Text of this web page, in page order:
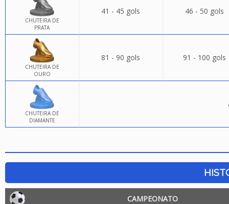
CHUTEIRA DE
PRATA
41 - 45 gols 46 - 50 gols
CHUTEIRA DE
OURO
81 - 90 gols 91 - 100 gols
CHUTEIRA DE
DIAMANTE
CAMPEONATO